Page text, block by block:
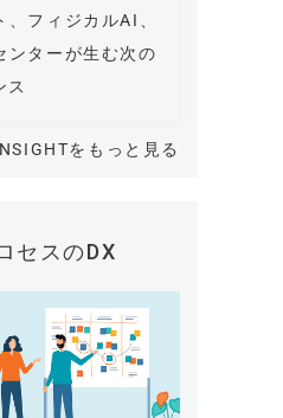
フィジカルAI、
ンターが生む次の
ス
をもっと見る
セスのDX